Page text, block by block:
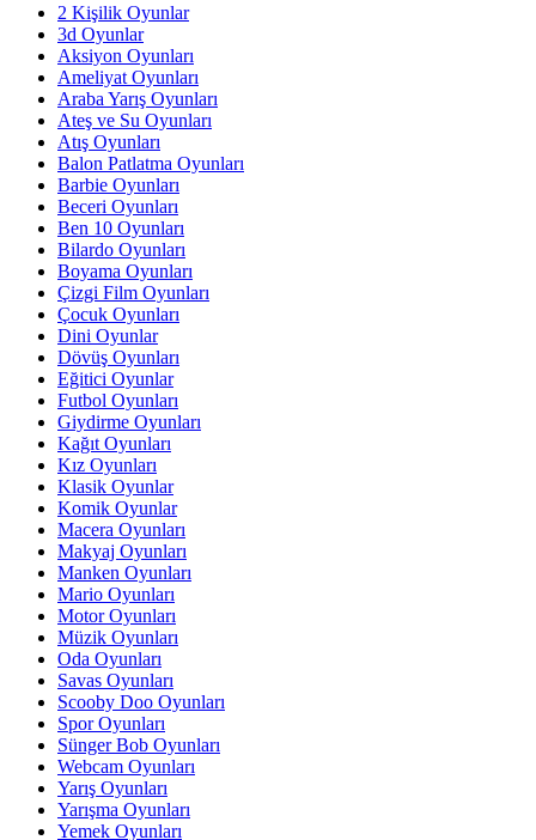
2 Kişilik Oyunlar
3d Oyunlar
Aksiyon Oyunları
Ameliyat Oyunları
Araba Yarış Oyunları
Ateş ve Su Oyunları
Atış Oyunları
Balon Patlatma Oyunları
Barbie Oyunları
Beceri Oyunları
Ben 10 Oyunları
Bilardo Oyunları
Boyama Oyunları
Çizgi Film Oyunları
Çocuk Oyunları
Dini Oyunlar
Dövüş Oyunları
Eğitici Oyunlar
Futbol Oyunları
Giydirme Oyunları
Kağıt Oyunları
Kız Oyunları
Klasik Oyunlar
Komik Oyunlar
Macera Oyunları
Makyaj Oyunları
Manken Oyunları
Mario Oyunları
Motor Oyunları
Müzik Oyunları
Oda Oyunları
Savas Oyunları
Scooby Doo Oyunları
Spor Oyunları
Sünger Bob Oyunları
Webcam Oyunları
Yarış Oyunları
Yarışma Oyunları
Yemek Oyunları